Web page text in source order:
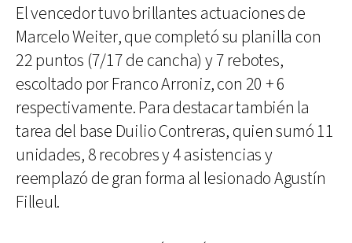
El vencedor tuvo brillantes actuaciones de
Marcelo Weiter, que completó su planilla con
22 puntos (7/17 de cancha) y 7 rebotes,
escoltado por Franco Arroniz, con 20 + 6
respectivamente. Para destacar también la
tarea del base Duilio Contreras, quien sumó 11
unidades, 8 recobres y 4 asistencias y
reemplazó de gran forma al lesionado Agustín
Filleul.